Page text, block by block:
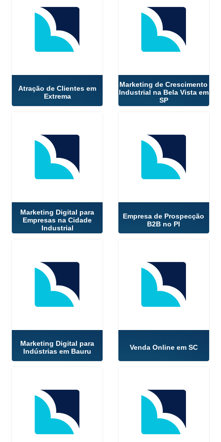
Atração de Clientes em
Extrema
Marketing de Crescimento
Industrial na Bela Vista em
SP
Marketing Digital para
Empresas na Cidade
Industrial
Empresa de Prospecção
B2B no PI
Marketing Digital para
Indústrias em Bauru
Venda Online em SC